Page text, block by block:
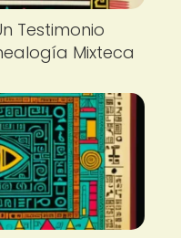
Testimonio
Mixteca